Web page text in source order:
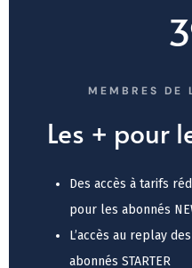
MEMBRES DE
Les + pour
Des accès à tarifs
pour les abonnés
L’accès au replay
abonnés STARTER